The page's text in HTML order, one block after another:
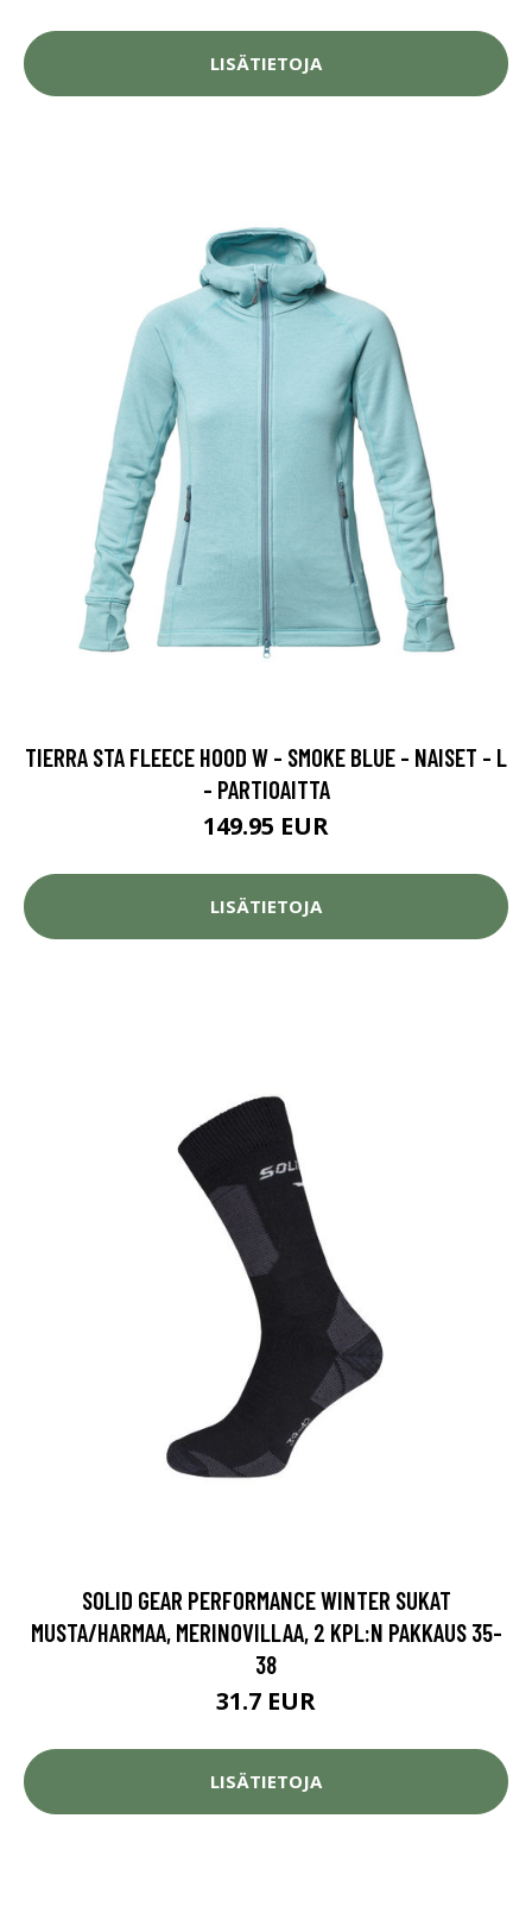
LISÄTIETOJA
TIERRA STA FLEECE HOOD W - SMOKE BLUE - NAISET - L
- PARTIOAITTA
149.95 EUR
LISÄTIETOJA
SOLID GEAR PERFORMANCE WINTER SUKAT
MUSTA/HARMAA, MERINOVILLAA, 2 KPL:N PAKKAUS 35-
38
31.7 EUR
LISÄTIETOJA